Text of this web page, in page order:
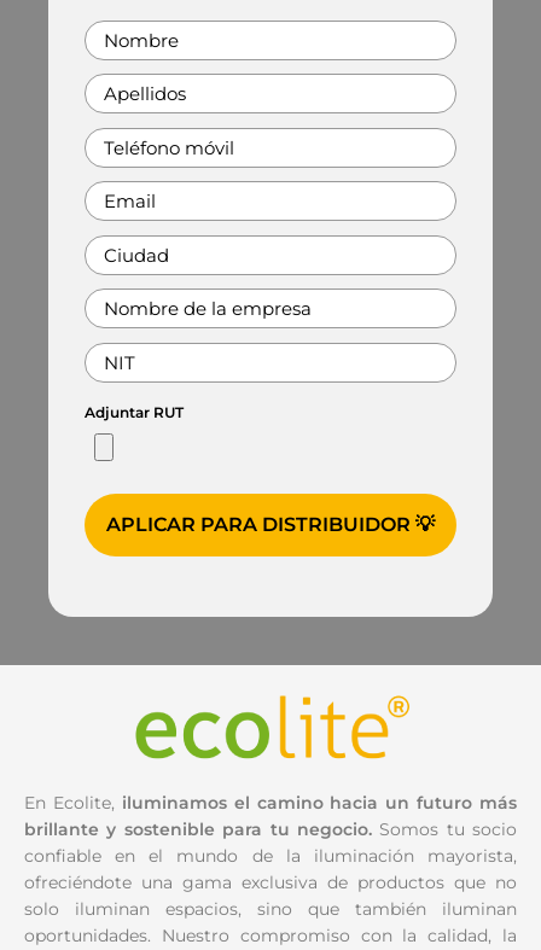
Adjuntar RUT
APLICAR PARA DISTRIBUIDOR 💡
En Ecolite, iluminamos el camino hacia un futuro más
brillante y sostenible para tu negocio.Somos tu socio
confiable en el mundo de la iluminación mayorista,
ofreciéndote una gama exclusiva de productos que no
solo iluminan espacios, sino que también iluminan
oportunidades. Nuestro compromiso con la calidad, la